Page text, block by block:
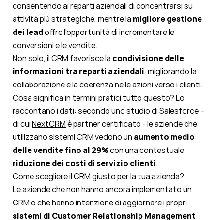
consentendo ai reparti aziendali di concentrarsi su
attività più strategiche, mentre la migliore gestione
dei leadoffre l'opportunità di incrementare le
conversioni e le vendite.
Non solo, il CRM favorisce la condivisione delle
informazioni tra reparti aziendali, migliorando la
collaborazione e la coerenza nelle azioni verso i clienti.
Cosa significa in termini pratici tutto questo? Lo
raccontano i dati: secondo uno studio di Salesforce –
di cuiNextCRMè partner certificato - le aziende che
utilizzano sistemi CRM vedono un aumento medio
delle vendite fino al 29%con una contestuale
riduzione dei costi di servizio clienti.
Come scegliere il CRM giusto per la tua azienda?
Le aziende che non hanno ancora implementato un
CRM o che hanno intenzione di aggiornare i propri
sistemi di Customer Relationship Management